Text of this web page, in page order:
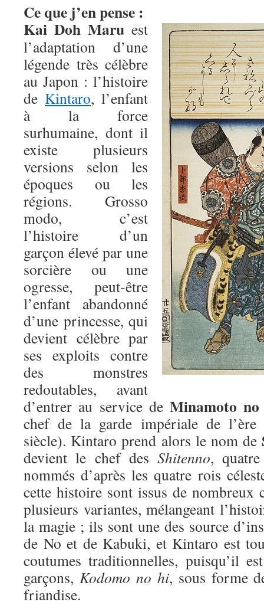
Ce que j’en pense :
Kai Doh Maru est
l’adaptation d’une
légende très célèbre
au Japon : l’histoire
de Kintaro, l’enfant
à la force
surhumaine, dont il
existe plusieurs
versions selon les
époques ou les
régions. Grosso
modo, c’est
l’histoire d’un
garçon élevé par une
sorcière ou une
ogresse, peut-être
l’enfant abandonné
d’une princesse, qui
devient célèbre par
ses exploits contre
des monstres
redoutables, avant
d’entrer au service de Minamoto
chef de la garde impériale de l’ère
siècle). Kintaro prend alors le nom de
devient le chef des Shitenno,
nommés d’après les quatre rois
cette histoire sont issus de nombreux
plusieurs variantes, mélangeant
la magie ; ils sont une des source
de No et de Kabuki, et Kintaro est
coutumes traditionnelles, puisqu’il
garçons, Kodomo no hi, sous forme
friandise.